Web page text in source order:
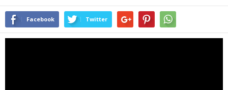
Facebook Twitter